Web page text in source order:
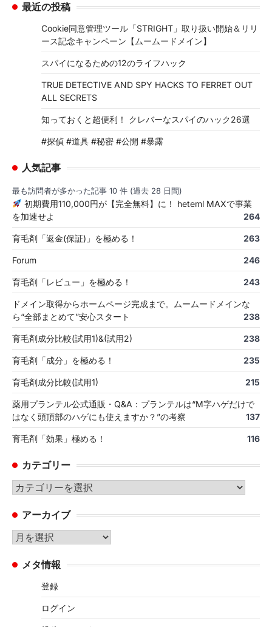
最近の投稿
Cookie同意管理ツール「STRIGHT」取り扱い開始＆リリ
ース記念キャンペーン【ムームードメイン】
スパイになるための12のライフハック
TRUE DETECTIVE AND SPY HACKS TO FERRET OUT
ALL SECRETS
知っておくと超便利！ クレバーなスパイのハック26選
#探偵 #道具 #秘密 #公開 #暴露
人気記事
最も訪問者が多かった記事 10 件 (過去 28 日間)
初期費用110,000円が【完全無料】に！ heteml MAXで事業
を加速せよ
264
育毛剤「返金(保証)」を極める！ 263
Forum 246
育毛剤「レビュー」を極める！ 243
ドメイン取得からホームページ完成まで。ムームードメインな
ら“全部まとめて”安心スタート
238
育毛剤成分比較(試用1)&(試用2) 238
育毛剤「成分」を極める！ 235
育毛剤成分比較(試用1) 215
薬用プランテル公式通販・Q&A：プランテルは“M字ハゲだけで
はなく頭頂部のハゲにも使えますか？”の考察
137
育毛剤「効果」極める！ 116
カテゴリー
カ
ゴ
リ
ー
アーカイブ
ア
カ メタ情報
登録
ログイン